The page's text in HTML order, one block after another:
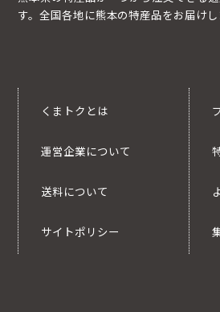
す。全国各地に熊本の特産品をお届けし
くまトクとは
運営企業について
送料について
サイトポリシー